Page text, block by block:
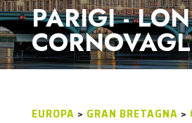
PARIGI -
EUROPA > GRAN BRETAGNA >